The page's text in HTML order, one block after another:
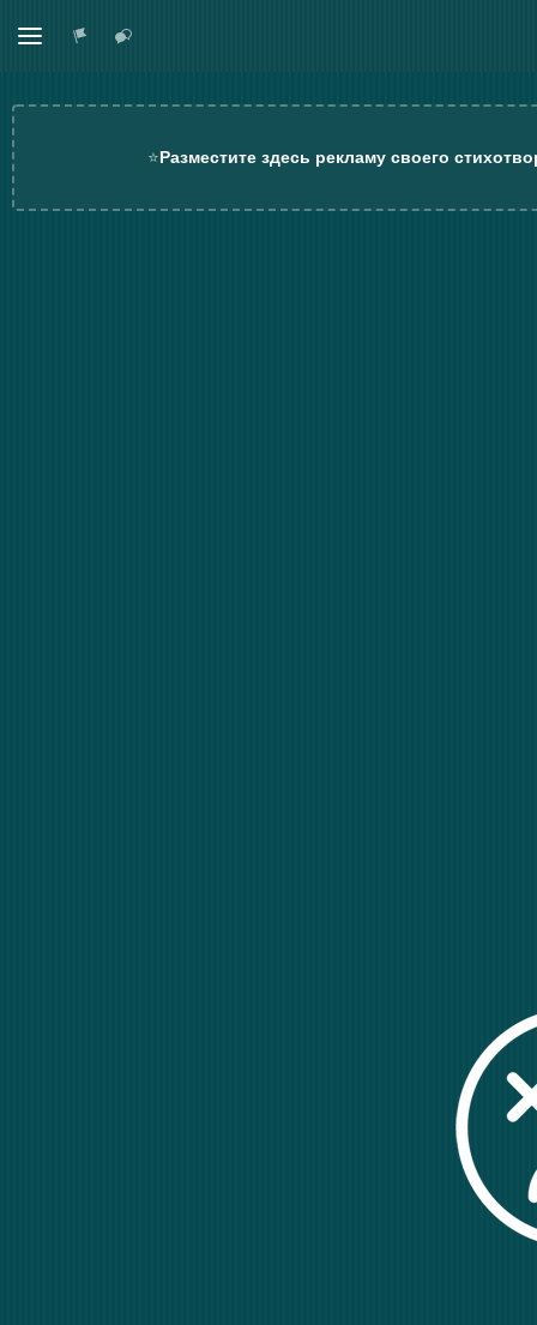
⭐Разместите здесь рекламу своего